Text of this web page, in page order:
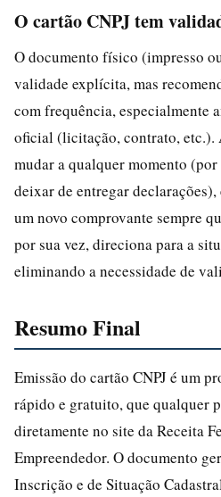
O cartão CNPJ tem
O documento físico (impresso
validade explícita, mas
com frequência, especialmente
oficial (licitação, contrato, etc.).
mudar a qualquer momento (por
deixar de entregar
um novo comprovante sempre
por sua vez, direciona para a
eliminando a necessidade de
Resumo Final
Emissão do cartão CNPJ é um
rápido e gratuito, que qualquer
diretamente no site da Receita
Empreendedor. O documento
Inscrição e de Situação